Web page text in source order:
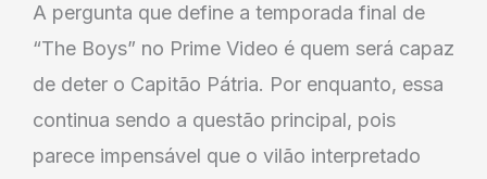
A pergunta que define a temporada final de
“The Boys” no Prime Video é quem será capaz
de deter o Capitão Pátria. Por enquanto, essa
continua sendo a questão principal, pois
parece impensável que o vilão interpretado